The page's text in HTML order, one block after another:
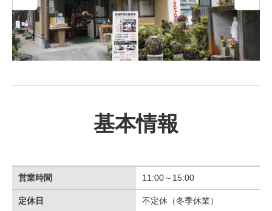
基本情報
営業時間 11:00～15:00
定休日 不定休（冬季休業）